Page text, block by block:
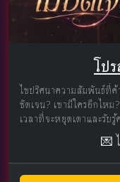
โป
ไขปริศนาความสัมพันธ์ที่
ชัดเจน? เขามีใครอีกไห
เวลาที่จะหยุดเดาและรับรู้
💌